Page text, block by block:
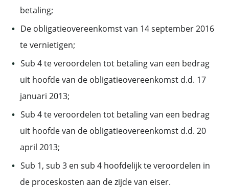
betaling;
De obligatieovereenkomst van 14 september 2016
te vernietigen;
Sub 4 te veroordelen tot betaling van een bedrag
uit hoofde van de obligatieovereenkomst d.d. 17
januari 2013;
Sub 4 te veroordelen tot betaling van een bedrag
uit hoofde van de obligatieovereenkomst d.d. 20
april 2013;
Sub 1, sub 3 en sub 4 hoofdelijk te veroordelen in
de proceskosten aan de zijde van eiser.